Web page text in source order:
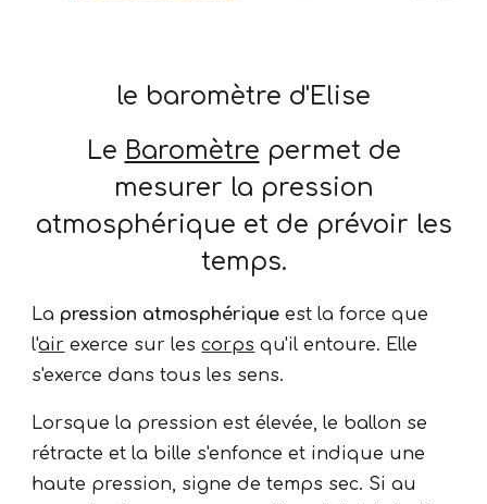
le baromètre d'Elise
Le Baromètre permet de
mesurer la pression
atmosphérique et de prévoir les
temps.
La pression atmosphérique est la force que
l'air exerce sur les corps qu'il entoure. Elle
s'exerce dans tous les sens.
Lorsque la pression est élevée, le ballon se
rétracte et la bille s'enfonce et indique une
haute pression, signe de temps sec. Si au